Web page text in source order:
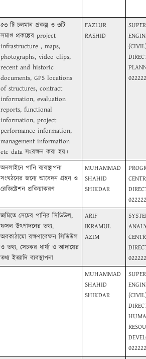
৫৩ টি চলমান প্রকল্প ও ৩টি
সমাপ্ত প্রকল্পের project
infrastructure , maps,
photographs, video clips,
recent and historic
documents, GPS locations
of structures, contract
information, evaluation
reports, functional
information, project
performance information,
management information
etc data সংরক্ষন করা হয়।
FAZLUR
RASHID
অনলাইনে পানি ব্যবস্থাপনা
সংঘঠনের জন্যে আবেদন গ্রহন ও
রেজিষ্ট্রেশন প্রকিয়াকরণ
MUHAMMAD
SHAHID
SHIKDAR
জমিতে সেচের পানির সিডিউল,
ফসল উৎপাদনের তথ্য,
অবকাঠামো রক্ষণাবেক্ষন সিডিউল
ও তথ্য, সেচকর ধার্য্য ও আদায়ের
তথ্য ইত্যাদি ব্যবস্থাপনা
ARIF
IKRAMUL
AZIM
MUHAMMAD
SHAHID
SHIKDAR